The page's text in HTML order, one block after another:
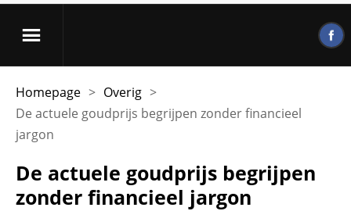
Homepage > Overig >
De actuele goudprijs begrijpen zonder financieel
jargon
De actuele goudprijs begrijpen
zonder financieel jargon